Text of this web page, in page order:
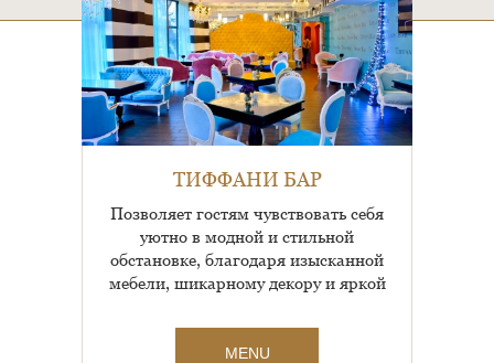
ТИФФАНИ БАР
Позволяет гостям чувствовать себя
уютно в модной и стильной
обстановке, благодаря изысканной
мебели, шикарному декору и яркой
MENU